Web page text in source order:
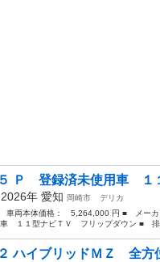
Ｐ 登録済未使用車 １
年 愛知 岡崎市
デリカ
車両本体価格： 5,264,000 円 ■ メー
１１型ナビＴＶ フリップダウン ■ 排
ハイブリッドＭＺ 全